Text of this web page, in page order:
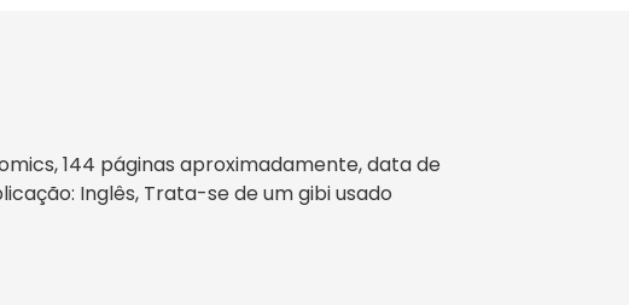
144 páginas aproximadamente, data de
Inglês, Trata-se de um gibi usado